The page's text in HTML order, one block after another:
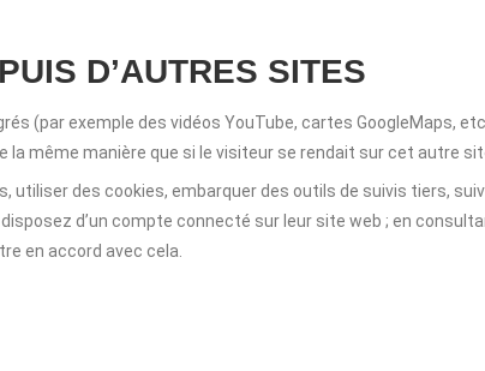
D’AUTRES SITES
(par exemple des vidéos YouTube, cartes GoogleMaps,
la même manière que si le visiteur se rendait sur cet autre
utiliser des cookies, embarquer des outils de suivis tiers,
d’un compte connecté sur leur site web ; en
en accord avec cela.